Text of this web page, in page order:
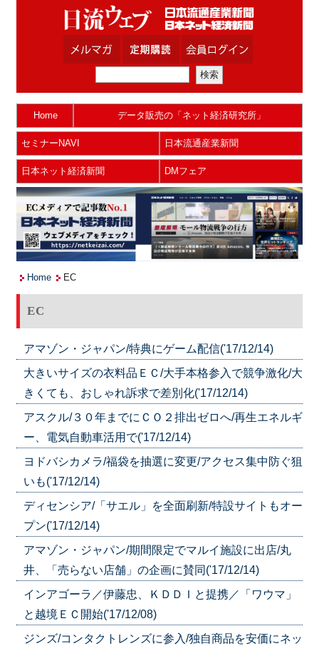
Home データ販売の「ネット経済研究所」
セミナーNAVI 日本流通産業新聞
日本ネット経済新聞 DMフェア
Home EC
EC
アマゾン・ジャパン/特典にゲーム配信('17/12/14)
大きいサイズの衣料品ＥＣ/大手本格参入で競争激化/大
きくても、おしゃれ訴求で差別化('17/12/14)
アスクル/３０年までにＣＯ２排出ゼロへ/再生エネルギ
ー、電気自動車活用で('17/12/14)
ヨドバシカメラ/福袋を抽選に変更/アクセス集中防ぐ狙
いも('17/12/14)
ディセンシア/「サエル」を全面刷新/特設サイトもオー
プン('17/12/14)
アマゾン・ジャパン/期間限定でマルイ施設に出店/丸
井、「売らない店舗」の企画に賛同('17/12/14)
インアゴーラ／伊藤忠、ＫＤＤＩと提携／「ワウマ」
と越境ＥＣ開始('17/12/08)
ジンズ/コンタクトレンズに参入/独自商品を安価にネッ